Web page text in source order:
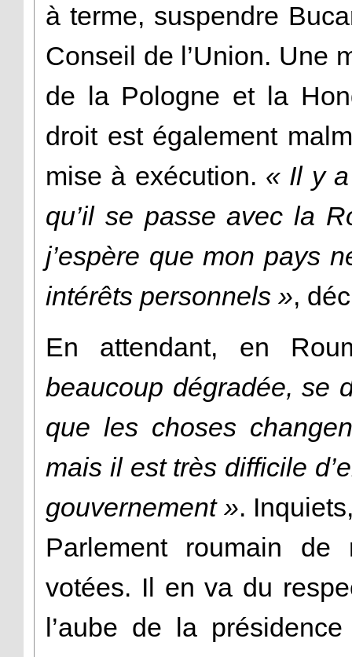
à terme, suspendre
Conseil de l’Union. Une
de la Pologne et la
droit est également
mise à exécution. « Il y
qu’il se passe avec la
j’espère que mon pays
intérêts personnels »,
En attendant, en
beaucoup dégradée, se
que les choses
mais il est très difficile
gouvernement ».
Parlement roumain
votées. Il en va du
l’aube de la